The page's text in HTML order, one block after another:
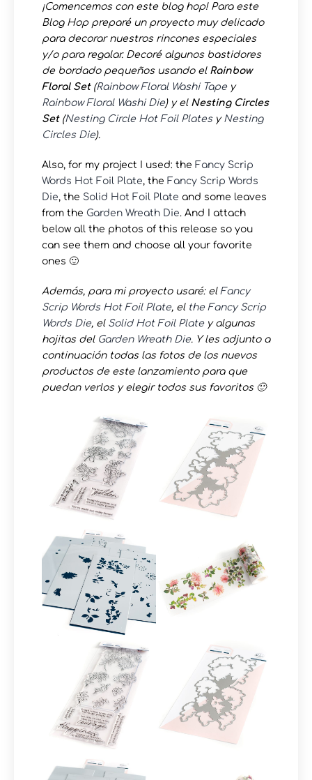
¡Comencemos con este blog hop! Para este
Blog Hop preparé un proyecto muy delicado
para decorar nuestros rincones especiales
y/o para regalar. Decoré algunos bastidores
de bordado pequeños usando el Rainbow
Floral Set(Rainbow Floral Washi Tapey
Rainbow Floral Washi Die) y el Nesting Circles
Set(Nesting Circle Hot Foil Platesy Nesting
Circles Die).
Also, for my project I used: the Fancy Scrip
Words Hot Foil Plate, the Fancy Scrip Words
Die, the Solid Hot Foil Plate and some leaves
from the Garden Wreath Die. And I attach
below all the photos of this release so you
can see them and choose all your favorite
ones 🙂
Además, para mi proyecto usaré: el Fancy
Scrip Words Hot Foil Plate, el the Fancy Scrip
Words Die, el Solid Hot Foil Platey algunas
hojitas del Garden Wreath Die. Y les adjunto a
continuación todas las fotos de los nuevos
productos de este lanzamiento para que
puedan verlos y elegir todos sus favoritos 🙂